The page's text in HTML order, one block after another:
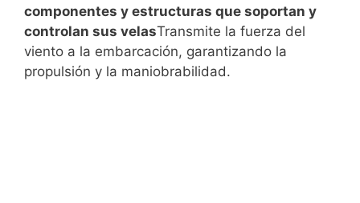
componentes y estructuras que soportan y
controlan sus velasTransmite la fuerza del
viento a la embarcación, garantizando la
propulsión y la maniobrabilidad.